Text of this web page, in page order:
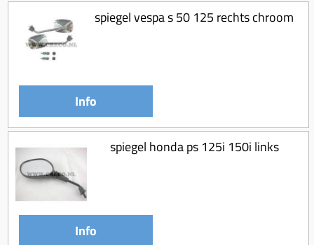
spiegel vespa s 50 125 rechts chroom
Info
spiegel honda ps 125i 150i links
Info